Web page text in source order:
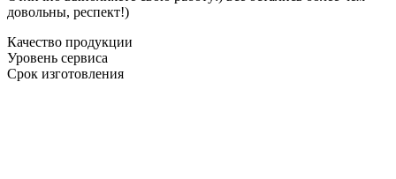
довольны, респект!)
Качество продукции
Уровень сервиса
Срок изготовления